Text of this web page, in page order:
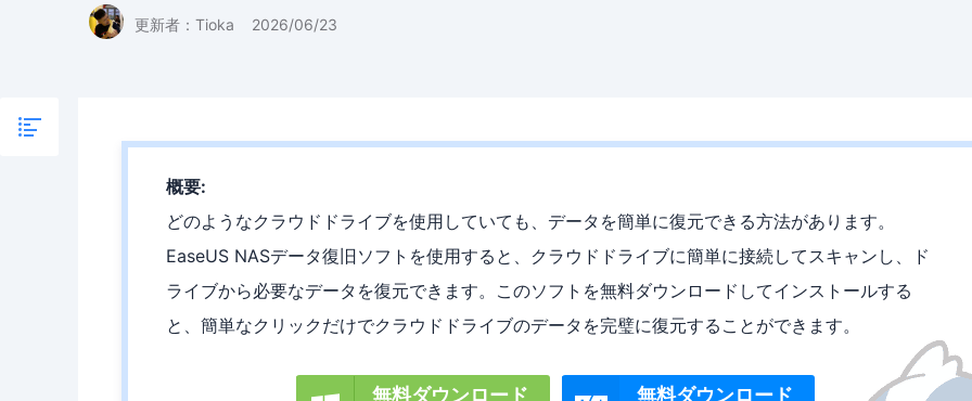
更新者： Tioka 2026/06/23
概要:
どのようなクラウドドライブを使用していても、データを簡単に復元できる方法があります。
EaseUS NASデータ復旧ソフトを使用すると、クラウドドライブに簡単に接続してスキャンし、ド
ライブから必要なデータを復元できます。このソフトを無料ダウンロードしてインストールする
と、簡単なクリックだけでクラウドドライブのデータを完璧に復元することができます。
無料ダウンロード 無料ダウンロード